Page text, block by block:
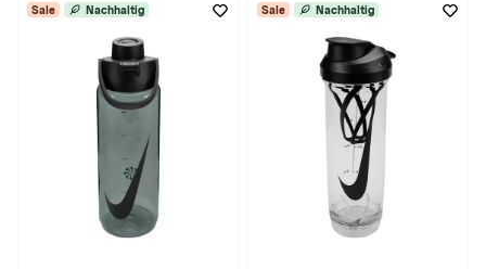
Sale Nachhaltig Sale Nachhaltig